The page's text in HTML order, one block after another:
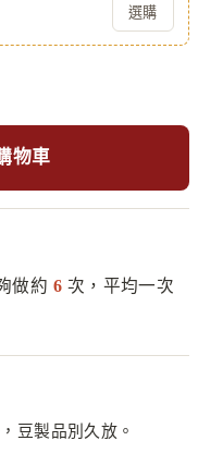
選購
物車
做約 6 次，平均一次
豆製品別久放。